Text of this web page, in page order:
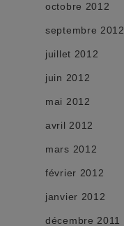
octobre 2012
septembre 2012
juillet 2012
juin 2012
mai 2012
avril 2012
mars 2012
février 2012
janvier 2012
décembre 2011